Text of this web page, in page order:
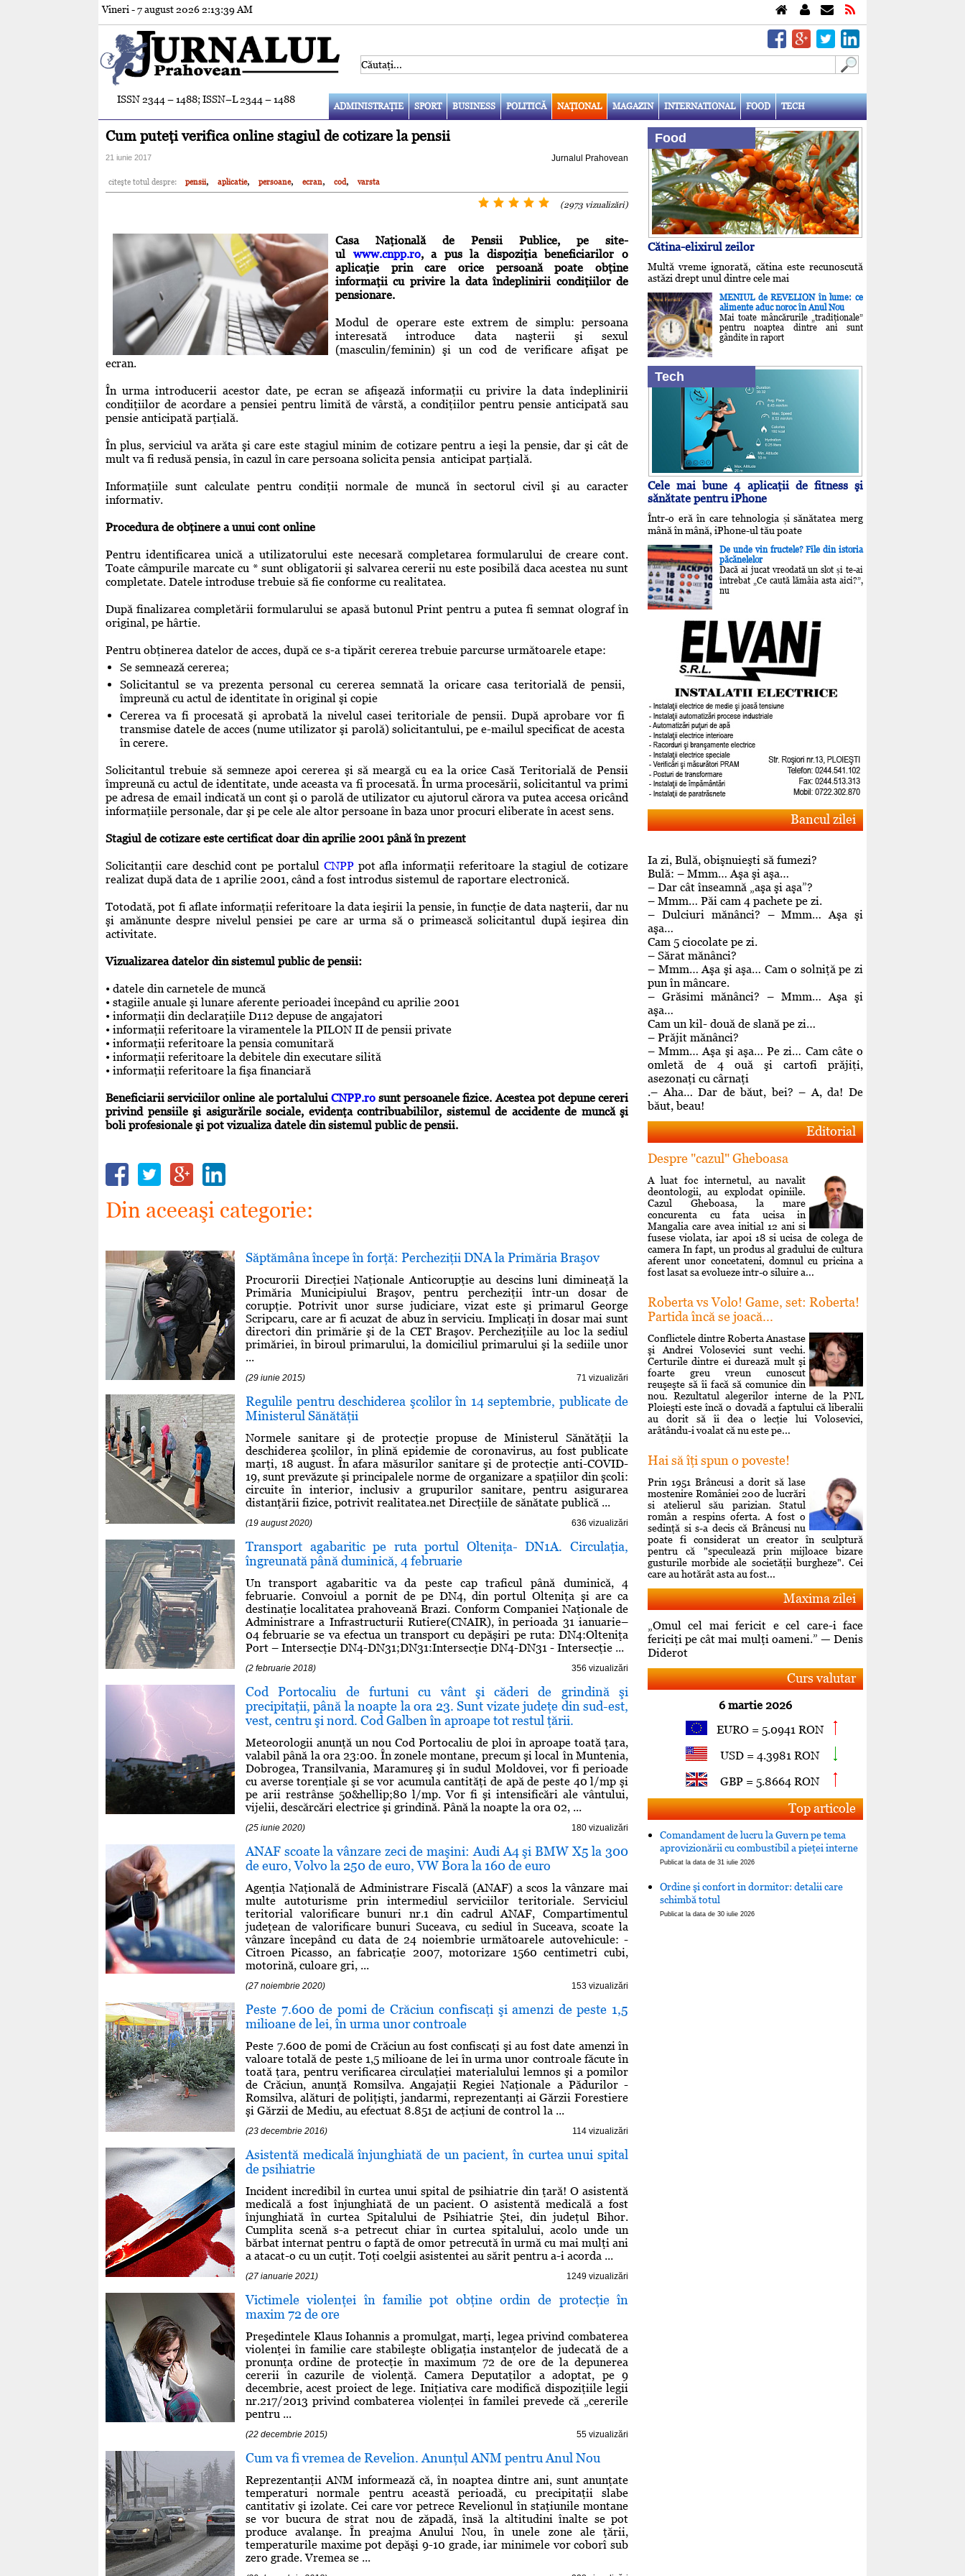
Vineri - 7 august 2026 2:13:41 AM
ISSN 2344 – 1488; ISSN–L 2344 – 1488
ADMINISTRAŢIE SPORT BUSINESS POLITICĂ NAŢIONAL MAGAZIN INTERNATIONAL FOOD TECH
Cum puteţi verifica online stagiul de cotizare la pensii
21 iunie 2017 Jurnalul Prahovean
citeşte totul despre: pensii, aplicatie, persoane, ecran, cod, varsta
(2973 vizualizări)
Casa Naţională de Pensii Publice, pe site-
ul www.cnpp.ro, a pus la dispoziţia beneficiarilor o
aplicaţie prin care orice persoană poate obţine
informaţii cu privire la data îndeplinirii condiţiilor de
pensionare.
Modul de operare este extrem de simplu: persoana
interesată introduce data naşterii şi sexul
(masculin/feminin) şi un cod de verificare afişat pe
ecran.
În urma introducerii acestor date, pe ecran se afişează informaţii cu privire la data îndeplinirii
condiţiilor de acordare a pensiei pentru limită de vârstă, a condiţiilor pentru pensie anticipată sau
pensie anticipată parţială.
În plus, serviciul va arăta şi care este stagiul minim de cotizare pentru a ieşi la pensie, dar şi cât de
mult va fi redusă pensia, în cazul în care persoana solicita pensia anticipat parţială.
Informaţiile sunt calculate pentru condiţii normale de muncă în sectorul civil şi au caracter
informativ.
Procedura de obţinere a unui cont online
Pentru identificarea unică a utilizatorului este necesară completarea formularului de creare cont.
Toate câmpurile marcate cu * sunt obligatorii şi salvarea cererii nu este posibilă daca acestea nu sunt
completate. Datele introduse trebuie să fie conforme cu realitatea.
După finalizarea completării formularului se apasă butonul Print pentru a putea fi semnat olograf în
original, pe hârtie.
Pentru obţinerea datelor de acces, după ce s-a tipărit cererea trebuie parcurse următoarele etape:
Se semnează cererea;
Solicitantul se va prezenta personal cu cererea semnată la oricare casa teritorială de pensii,
împreună cu actul de identitate în original şi copie
Cererea va fi procesată şi aprobată la nivelul casei teritoriale de pensii. După aprobare vor fi
transmise datele de acces (nume utilizator şi parolă) solicitantului, pe e-mailul specificat de acesta
în cerere.
Solicitantul trebuie să semneze apoi cererea şi să meargă cu ea la orice Casă Teritorială de Pensii
împreună cu actul de identitate, unde aceasta va fi procesată. În urma procesării, solicitantul va primi
pe adresa de email indicată un cont şi o parolă de utilizator cu ajutorul cărora va putea accesa oricând
informaţiile personale, dar şi pe cele ale altor persoane în baza unor procuri eliberate în acest sens.
Stagiul de cotizare este certificat doar din aprilie 2001 până în prezent
Solicitanţii care deschid cont pe portalul CNPPpot afla informaţii referitoare la stagiul de cotizare
realizat după data de 1 aprilie 2001, când a fost introdus sistemul de raportare electronică.
Totodată, pot fi aflate informaţii referitoare la data ieşirii la pensie, în funcţie de data naşterii, dar nu
şi amănunte despre nivelul pensiei pe care ar urma să o primească solicitantul după ieşirea din
activitate.
Vizualizarea datelor din sistemul public de pensii:
• datele din carnetele de muncă
• stagiile anuale şi lunare aferente perioadei începând cu aprilie 2001
• informaţii din declaraţiile D112 depuse de angajatori
• informaţii referitoare la viramentele la PILON II de pensii private
• informaţii referitoare la pensia comunitară
• informaţii referitoare la debitele din executare silită
• informaţii referitoare la fişa financiară
Beneficiarii serviciilor online ale portalului CNPP.rosunt persoanele fizice. Acestea pot depune cereri
privind pensiile şi asigurările sociale, evidenţa contribuabililor, sistemul de accidente de muncă şi
boli profesionale şi pot vizualiza datele din sistemul public de pensii.
Din aceeaşi categorie:
Săptămâna începe în forţă: Percheziţii DNA la Primăria Braşov
Procurorii Direcţiei Naţionale Anticorupţie au descins luni dimineaţă la
Primăria Municipiului Braşov, pentru percheziţii într-un dosar de
corupţie. Potrivit unor surse judiciare, vizat este şi primarul George
Scripcaru, care ar fi acuzat de abuz în serviciu. Implicaţi în dosar mai sunt
directori din primărie şi de la CET Braşov. Percheziţiile au loc la sediul
primăriei, în biroul primarului, la domiciliul primarului şi la sediile unor
...
(29 iunie 2015) 71 vizualizări
Regulile pentru deschiderea şcolilor în 14 septembrie, publicate de
Ministerul Sănătăţii
Normele sanitare şi de protecţie propuse de Ministerul Sănătăţii la
deschiderea şcolilor, în plină epidemie de coronavirus, au fost publicate
marţi, 18 august. În afara măsurilor sanitare şi de protecţie anti-COVID-
19, sunt prevăzute şi principalele norme de organizare a spaţiilor din şcoli:
circuite în interior, inclusiv a grupurilor sanitare, pentru asigurarea
distanţării fizice, potrivit realitatea.net Direcţiile de sănătate publică ...
(19 august 2020) 636 vizualizări
Transport agabaritic pe ruta portul Olteniţa- DN1A. Circulaţia,
îngreunată până duminică, 4 februarie
Un transport agabaritic va da peste cap traficul până duminică, 4
februarie. Convoiul a pornit de pe DN4, din portul Olteniţa şi are ca
destinaţie localitatea prahoveană Brazi. Conform Companiei Naţionale de
Administrare a Infrastructurii Rutiere(CNAIR), în perioada 31 ianuarie–
04 februarie se va efectua un transport cu depăşiri pe ruta: DN4:Olteniţa
Port – Intersecţie DN4-DN31;DN31:Intersecţie DN4-DN31 - Intersecţie ...
(2 februarie 2018) 356 vizualizări
Cod Portocaliu de furtuni cu vânt şi căderi de grindină şi
precipitaţii, până la noapte la ora 23. Sunt vizate judeţe din sud-est,
vest, centru şi nord. Cod Galben în aproape tot restul ţării.
Meteorologii anunţă un nou Cod Portocaliu de ploi în aproape toată ţara,
valabil până la ora 23:00. În zonele montane, precum şi local în Muntenia,
Dobrogea, Transilvania, Maramureş şi în sudul Moldovei, vor fi perioade
cu averse torenţiale şi se vor acumula cantităţi de apă de peste 40 l/mp şi
pe arii restrânse 50&hellip;80 l/mp. Vor fi şi intensificări ale vântului,
vijelii, descărcări electrice şi grindină. Până la noapte la ora 02, ...
(25 iunie 2020) 180 vizualizări
ANAF scoate la vânzare zeci de maşini: Audi A4 şi BMW X5 la 300
de euro, Volvo la 250 de euro, VW Bora la 160 de euro
Agenţia Naţională de Administrare Fiscală (ANAF) a scos la vânzare mai
multe autoturisme prin intermediul serviciilor teritoriale. Serviciul
teritorial valorificare bunuri nr.1 din cadrul ANAF, Compartimentul
judeţean de valorificare bunuri Suceava, cu sediul în Suceava, scoate la
vânzare începând cu data de 24 noiembrie următoarele autovehicule: -
Citroen Picasso, an fabricaţie 2007, motorizare 1560 centimetri cubi,
motorină, culoare gri, ...
(27 noiembrie 2020) 153 vizualizări
Peste 7.600 de pomi de Crăciun confiscaţi şi amenzi de peste 1,5
milioane de lei, în urma unor controale
Peste 7.600 de pomi de Crăciun au fost confiscaţi şi au fost date amenzi în
valoare totală de peste 1,5 milioane de lei în urma unor controale făcute în
toată ţara, pentru verificarea circulaţiei materialului lemnos şi a pomilor
de Crăciun, anunţă Romsilva. Angajaţii Regiei Naţionale a Pădurilor -
Romsilva, alături de poliţişti, jandarmi, reprezentanţi ai Gărzii Forestiere
şi Gărzii de Mediu, au efectuat 8.851 de acţiuni de control la ...
(23 decembrie 2016) 114 vizualizări
Asistentă medicală înjunghiată de un pacient, în curtea unui spital
de psihiatrie
Incident incredibil în curtea unui spital de psihiatrie din ţară! O asistentă
medicală a fost înjunghiată de un pacient. O asistentă medicală a fost
înjunghiată în curtea Spitalului de Psihiatrie Ştei, din judeţul Bihor.
Cumplita scenă s-a petrecut chiar în curtea spitalului, acolo unde un
bărbat internat pentru o faptă de omor petrecută în urmă cu mai mulţi ani
a atacat-o cu un cuţit. Toţi coelgii asistentei au sărit pentru a-i acorda ...
(27 ianuarie 2021) 1249 vizualizări
Victimele violenţei în familie pot obţine ordin de protecţie în
maxim 72 de ore
Preşedintele Klaus Iohannis a promulgat, marţi, legea privind combaterea
violenţei în familie care stabileşte obligaţia instanţelor de judecată de a
pronunţa ordine de protecţie în maximum 72 de ore de la depunerea
cererii în cazurile de violenţă. Camera Deputaţilor a adoptat, pe 9
decembrie, acest proiect de lege. Iniţiativa care modifică dispoziţiile legii
nr.217/2013 privind combaterea violenţei în familei prevede că „cererile
pentru ...
(22 decembrie 2015) 55 vizualizări
Cum va fi vremea de Revelion. Anunţul ANM pentru Anul Nou
Reprezentanţii ANM informează că, în noaptea dintre ani, sunt anunţate
temperaturi normale pentru această perioadă, cu precipitaţii slabe
cantitativ şi izolate. Cei care vor petrece Revelionul în staţiunile montane
se vor bucura de strat nou de zăpadă, însă la altitudini înalte se pot
produce avalanşe. În preajma Anului Nou, în unele zone ale ţării,
temperaturile maxime pot depăşi 9-10 grade, iar minimele vor coborî sub
zero grade. Vremea se ...
Food
Cătina-elixirul zeilor
Multă vreme ignorată, cătina este recunoscută
astăzi drept unul dintre cele mai
MENIUL de REVELION în lume: ce
alimente aduc noroc în Anul Nou
Mai toate mâncărurile „tradiţionale”
pentru noaptea dintre ani sunt
gândite în raport
Tech
Cele mai bune 4 aplicaţii de fitness şi
sănătate pentru iPhone
Într-o eră în care tehnologia și sănătatea merg
mână în mână, iPhone-ul tău poate
De unde vin fructele? File din istoria
păcănelelor
Dacă ai jucat vreodată un slot și te-ai
întrebat „Ce caută lămâia asta aici?”,
nu
Bancul zilei
Ia zi, Bulă, obişnuieşti să fumezi?
Bulă: – Mmm… Aşa şi aşa…
– Dar cât înseamnă „aşa şi aşa”?
– Mmm… Păi cam 4 pachete pe zi.
– Dulciuri mănânci? – Mmm… Aşa şi
aşa…
Cam 5 ciocolate pe zi.
– Sărat mănânci?
– Mmm… Aşa şi aşa… Cam o solniţă pe zi
pun în mâncare.
– Grăsimi mănânci? – Mmm… Aşa şi
aşa…
Cam un kil- două de slană pe zi…
– Prăjit mănânci?
– Mmm… Aşa şi aşa… Pe zi… Cam câte o
omletă de 4 ouă şi cartofi prăjiţi,
asezonaţi cu cârnaţi
.– Aha… Dar de băut, bei? – A, da! De
băut, beau!
Editorial
Despre "cazul" Gheboasa
A luat foc internetul, au navalit
deontologii, au explodat opiniile.
Cazul Gheboasa, la mare
concurenta cu fata ucisa in
Mangalia care avea initial 12 ani si
fusese violata, iar apoi 18 si ucisa de colega de
camera In fapt, un produs al gradului de cultura
aferent unor concetateni, domnul cu pricina a
fost lasat sa evolueze intr-o siluire a...
Roberta vs Volo! Game, set: Roberta!
Partida încă se joacă...
Conflictele dintre Roberta Anastase
şi Andrei Volosevici sunt vechi.
Certurile dintre ei durează mult şi
foarte greu vreun cunoscut
reuşeşte să îi facă să comunice din
nou. Rezultatul alegerilor interne de la PNL
Ploieşti este încă o dovadă a faptului că liberalii
au dorit să îi dea o lecţie lui Volosevici,
arâtându-i voalat că nu este pe...
Hai să îţi spun o poveste!
Prin 1951 Brâncusi a dorit să lase
mostenire României 200 de lucrări
si atelierul său parizian. Statul
român a respins oferta. A fost o
sedinţă si s-a decis că Brâncusi nu
poate fi considerat un creator în sculptură
pentru că "speculează prin mijloace bizare
gusturile morbide ale societăţii burgheze". Cei
care au hotărât asta au fost...
Maxima zilei
„Omul cel mai fericit e cel care-i face
fericiţi pe cât mai mulţi oameni.” — Denis
Diderot
Curs valutar
6 martie 2026
EURO = 5.0941 RON
USD = 4.3981 RON
GBP = 5.8664 RON
Top articole
Comandament de lucru la Guvern pe tema
aprovizionării cu combustibil a pieţei interne
Publicat la data de 31 iulie 2026
Ordine şi confort in dormitor: detalii care
schimbă totul
Publicat la data de 30 iulie 2026